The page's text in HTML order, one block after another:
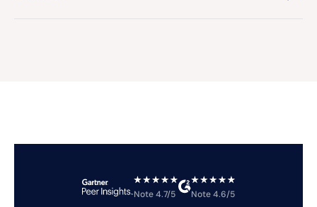
Note 4.7/5 Note 4.6/5